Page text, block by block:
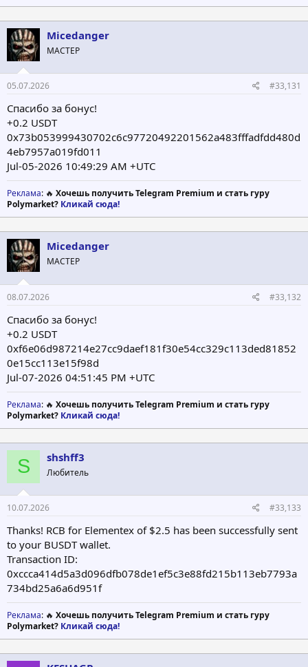
Micedanger
МАСТЕР
05.07.2026 #33,131
Спасибо за бонус!
+0.2 USDT
0x73b053999430702c6c97720492201562a483fffadfdd480d
4eb7957a019fd011
Jul-05-2026 10:49:29 AM +UTC
Реклама: 🔥 Хочешь получить Telegram Premium и стать гуру
Polymarket? Кликай сюда!
Micedanger
МАСТЕР
08.07.2026 #33,132
Спасибо за бонус!
+0.2 USDT
0xf6e06d987214e27cc9daef181f30e54cc329c113ded81852
0e15cc113e15f98d
Jul-07-2026 04:51:45 PM +UTC
Реклама: 🔥 Хочешь получить Telegram Premium и стать гуру
Polymarket? Кликай сюда!
S shshff3
Любитель
10.07.2026 #33,133
Thanks! RCB for Elementex of $2.5 has been successfully sent
to your BUSDT wallet.
Transaction ID:
0xccca414d5a3d096dfb078de1ef5c3e88fd215b113eb7793a
734bd25a6a6d951f
Реклама: 🔥 Хочешь получить Telegram Premium и стать гуру
Polymarket? Кликай сюда!